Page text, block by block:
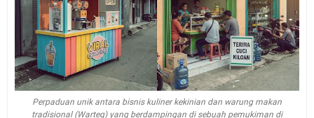
Perpaduan unik antara bisnis kuliner kekinian dan warung makan
tradisional (Warteg) yang berdampingan di sebuah pemukiman di